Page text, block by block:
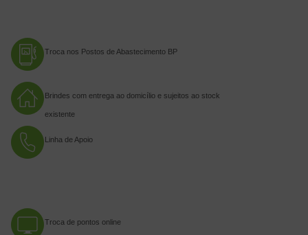
Troca nos Postos de Abastecimento BP
Brindes com entrega ao domicílio e sujeitos ao stock
existente
Linha de Apoio
Troca de pontos online